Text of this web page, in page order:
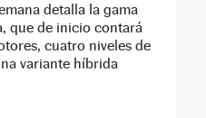
detalla la gama
que de inicio contará
cuatro niveles de
variante híbrida